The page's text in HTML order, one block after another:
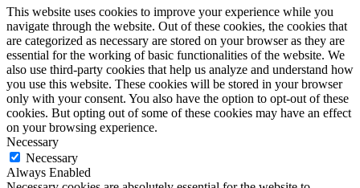
This website uses cookies to improve your experience while you
navigate through the website. Out of these cookies, the cookies that
are categorized as necessary are stored on your browser as they are
essential for the working of basic functionalities of the website. We
also use third-party cookies that help us analyze and understand how
you use this website. These cookies will be stored in your browser
only with your consent. You also have the option to opt-out of these
cookies. But opting out of some of these cookies may have an effect
on your browsing experience.
Necessary
Necessary
Always Enabled